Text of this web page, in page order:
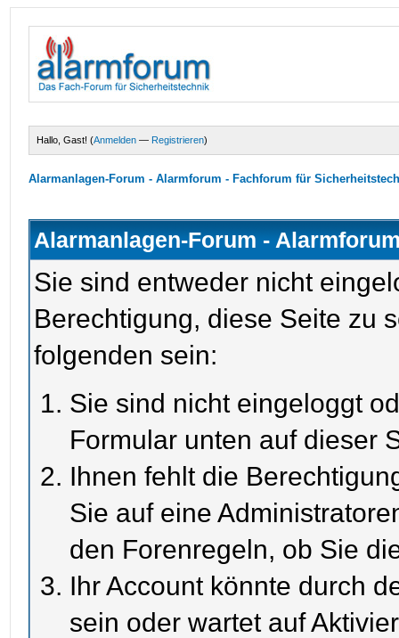
Hallo, Gast! (Anmelden — Registrieren)
Alarmanlagen-Forum - Alarmforum - Fachforum für
Alarmanlagen-Forum -
Sie sind entweder nicht
Berechtigung, diese Seite zu
folgenden sein:
Sie sind nicht eingeloggt
Formular unten auf dieser
Ihnen fehlt die
Sie auf eine
den Forenregeln, ob Sie
Ihr Account könnte durch
sein oder wartet auf